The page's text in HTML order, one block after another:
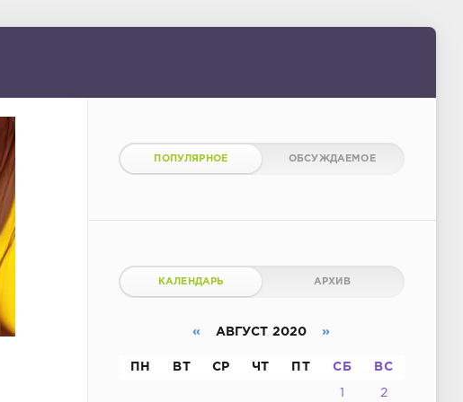
ПОПУЛЯРНОЕ ОБСУЖДАЕМОЕ
КАЛЕНДАРЬ АРХИВ
« АВГУСТ 2020 »
ПН ВТ СР ЧТ ПТ СБ ВС
1 2